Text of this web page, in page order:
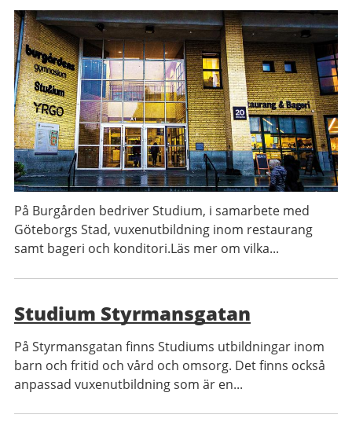
På Burgården bedriver Studium, i samarbete med
Göteborgs Stad, vuxenutbildning inom restaurang
samt bageri och konditori.Läs mer om vilka...
Studium Styrmansgatan
På Styrmansgatan finns Studiums utbildningar inom
barn och fritid och vård och omsorg. Det finns också
anpassad vuxenutbildning som är en...